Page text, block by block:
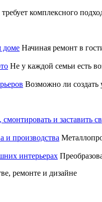
комплексного
доме Начиная ремонт в
Не у каждой семьи есть
Возможно ли
и заставить
и производства
интерьерах
ремонте и дизайне